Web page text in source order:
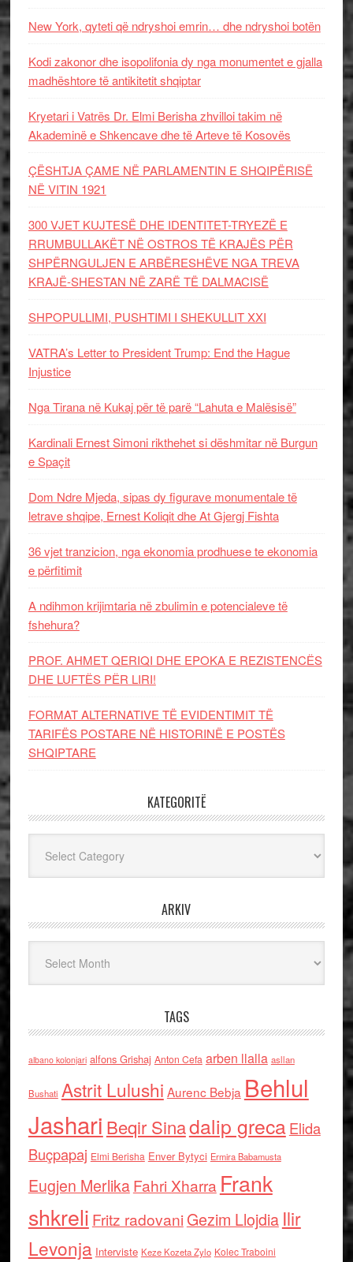
New York, qyteti që ndryshoi emrin… dhe ndryshoi botën
Kodi zakonor dhe isopolifonia dy nga monumentet e gjalla
madhështore të antikitetit shqiptar
Kryetari i Vatrës Dr. Elmi Berisha zhvilloi takim në
Akademinë e Shkencave dhe të Arteve të Kosovës
ÇËSHTJA ÇAME NË PARLAMENTIN E SHQIPËRISË
NË VITIN 1921
300 VJET KUJTESË DHE IDENTITET-TRYEZË E
RRUMBULLAKËT NË OSTROS TË KRAJËS PËR
SHPËRNGULJEN E ARBËRESHËVE NGA TREVA
KRAJË-SHESTAN NË ZARË TË DALMACISË
SHPOPULLIMI, PUSHTIMI I SHEKULLIT XXI
VATRA’s Letter to President Trump: End the Hague
Injustice
Nga Tirana në Kukaj për të parë “Lahuta e Malësisë”
Kardinali Ernest Simoni rikthehet si dëshmitar në Burgun
e Spaçit
Dom Ndre Mjeda, sipas dy figurave monumentale të
letrave shqipe, Ernest Koliqit dhe At Gjergj Fishta
36 vjet tranzicion, nga ekonomia prodhuese te ekonomia
e përfitimit
A ndihmon krijimtaria në zbulimin e potencialeve të
fshehura?
PROF. AHMET QERIQI DHE EPOKA E REZISTENCЁS
DHE LUFTЁS PЁR LIRI!
FORMAT ALTERNATIVE TË EVIDENTIMIT TË
TARIFËS POSTARE NË HISTORINË E POSTËS
SHQIPTARE
KATEGORITË
ARKIV
TAGS
albano kolonjari alfons Grishaj Anton Cefa arben llalla asllan
Bushati Astrit Lulushi Aurenc Bebja Behlul
Jashari Beqir Sinadalip grecaElida
Buçpapaj Elmi Berisha Enver Bytyci Ermira Babamusta
Eugjen MerlikaFahri Xharra Frank
shkreli Fritz radovaniGezim Llojdia Ilir
Levonja Interviste Keze Kozeta Zylo Kolec Traboini